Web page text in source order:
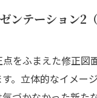
ンテーション2
をふまえた修正図
。立体的なイメー